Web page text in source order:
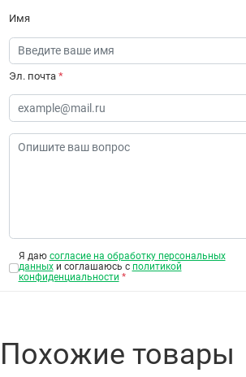
Имя
Эл. почта *
Я даю согласие на обработку персональных
данныхи соглашаюсь с политикой
конфиденциальности *
Похожие товары